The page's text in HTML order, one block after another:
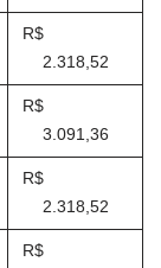
R$
2.318,52
R$
3.091,36
R$
2.318,52
R$